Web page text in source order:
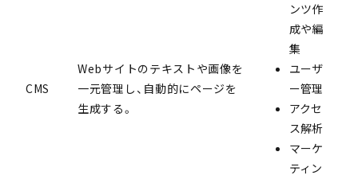
CMS
Webサイトのテキストや画像を
一元管理し、自動的にページを
生成する。
ンツ作
成や編
集
ユーザ
ー管理
アクセ
ス解析
マーケ
ティン